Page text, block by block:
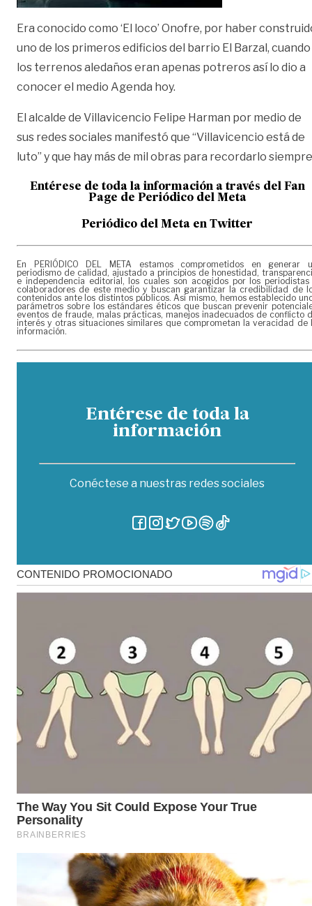
Era conocido como ‘El loco’ Onofre, por haber
uno de los primeros edificios del barrio El Barzal, cuando
los terrenos aledaños eran apenas potreros así lo dio a
conocer el medio Agenda hoy.
El alcalde de Villavicencio Felipe Harman por medio de
sus redes sociales manifestó que “Villavicencio está de
luto” y que hay más de mil obras para recordarlo
Entérese de toda la información a través del Fan
Page de Periódico del Meta
Periódico del Meta en Twitter
En PERIÓDICO DEL META estamos comprometidos en generar
periodismo de calidad, ajustado a principios de honestidad,
e independencia editorial, los cuales son acogidos por los periodistas
colaboradores de este medio y buscan garantizar la credibilidad de
contenidos ante los distintos públicos. Así mismo, hemos establecido
parámetros sobre los estándares éticos que buscan prevenir
eventos de fraude, malas prácticas, manejos inadecuados de conflicto
interés y otras situaciones similares que comprometan la veracidad de
información.
Entérese de toda la
información
Conéctese a nuestras redes sociales